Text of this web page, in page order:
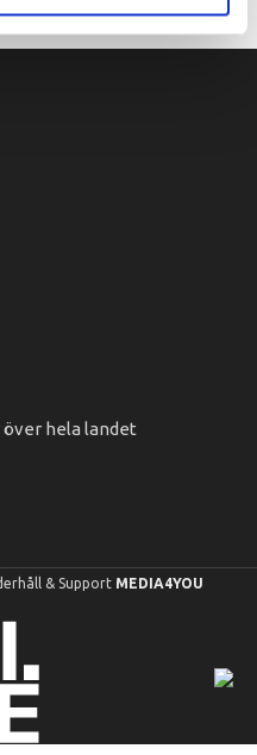
Ställningsdelar,Längdbalk
hela landet
& Support MEDIA4YOU